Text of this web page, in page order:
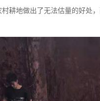
耕地做出了无法估量的好处